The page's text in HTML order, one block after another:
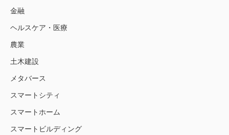
金融
ヘルスケア・医療
農業
土木建設
メタバース
スマートシティ
スマートホーム
スマートビルディング